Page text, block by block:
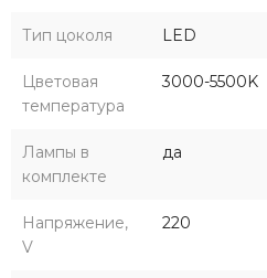
Тип цоколя LED
Цветовая
температура
3000-5500K
Лампы в
комплекте
да
Напряжение,
V
220